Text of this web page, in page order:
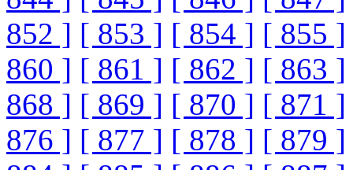
852 ] [ 853 ] [ 854 ] [ 855 ]
860 ] [ 861 ] [ 862 ] [ 863 ]
868 ] [ 869 ] [ 870 ] [ 871 ]
876 ] [ 877 ] [ 878 ] [ 879 ]